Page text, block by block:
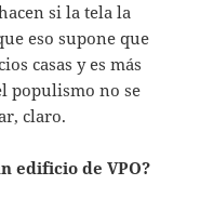
si la tela la
eso supone que
casas y es más
populismo no se
claro.
edificio de VPO?